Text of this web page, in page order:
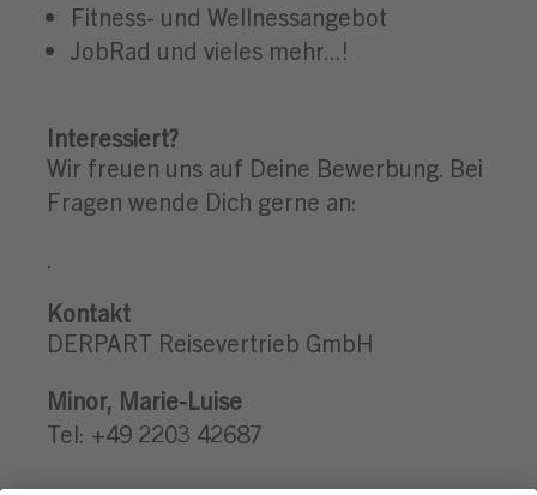
Fitness- und Wellnessangebot
JobRad und vieles mehr...!
Interessiert?
Wir freuen uns auf Deine Bewerbung. Bei
Fragen wende Dich gerne an:
.
Kontakt
DERPART Reisevertrieb GmbH
Minor, Marie-Luise
Tel: +49 2203 42687